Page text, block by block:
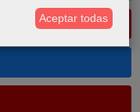
Aceptar todas